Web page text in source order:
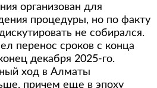
организован для
процедуры, но по факту
не собирался.
перенос сроков с конца
декабря 2025-го.
ход в Алматы
причем еще в эпоху